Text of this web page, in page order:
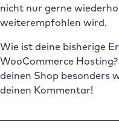
nicht nur gerne
weiterempfohlen wird.
Wie ist deine bisherige
WooCommerce
deinen Shop besonders
deinen Kommentar!